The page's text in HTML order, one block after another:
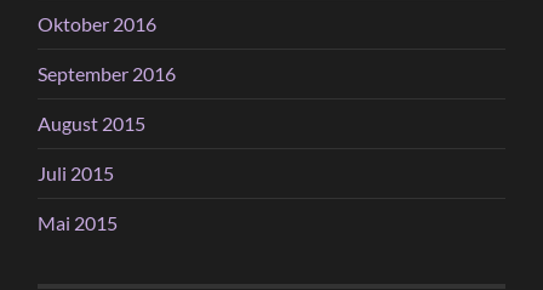
Oktober 2016
September 2016
August 2015
Juli 2015
Mai 2015